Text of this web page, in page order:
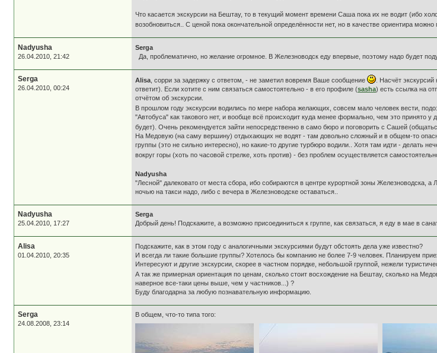
Что касается экскурсии на Бештау, то в текущий момент времени Саша пока их не водит (ибо
возобновиться.. С ценой пока окончательной определённости нет, но в качестве ориентира
Nadyusha
26.04.2010, 21:42
Serga
Да, проблематично, но желание огромное. В Железноводск еду впервые, поэтому надо будет
Serga
26.04.2010, 00:24
Alisa , сорри за задержку с ответом, - не заметил вовремя Ваше сообщение
. Насчёт
ответит). Если хотите с ним связаться самостоятельно - в его профиле (sasha) есть ссылка на
отчётом об экскурсии.
В прошлом году экскурсии водились по мере набора желающих, совсем мало человек вести,
"Автобуса" как такового нет, и вообще всё происходит куда менее формально, чем это принято у
будет). Очень рекомендуется зайти непосредственно в само бюро и поговорить с Сашей
На Медовую (на саму вершину) отдыхающих не водят - там довольно сложный и в общем-то
группы (это не сильно интересно), но какие-то другие турбюро водили.. Хотя там идти - делать
вокруг горы (хоть по часовой стрелке, хоть против) - без проблем осуществляется
Nadyusha
"Лесной" далековато от места сбора, ибо собираются в центре курортной зоны Железноводска,
ночью на такси надо, либо с вечера в Железноводске оставаться..
Nadyusha
25.04.2010, 17:27
Serga
Добрый день! Подскажите, а возможно присоединиться к группе, как связаться, я еду в мае в
Alisa
01.04.2010, 20:35
Подскажите, как в этом году с аналогичными экскурсиями будут обстоять дела уже известно?
И всегда ли такие большие группы? Хотелось бы компанию не более 7-9 человек. Планируем
Интересуют и другие экскурсии, скорее в частном порядке, небольшой группой, нежели
А так же примерная ориентация по ценам, сколько стоит восхождение на Бештау, сколько на
наверное все-таки цены выше, чем у частников...) ?
Буду благодарна за любую познавательную информацию.
Serga
24.08.2008, 23:14
В общем, что-то типа того: